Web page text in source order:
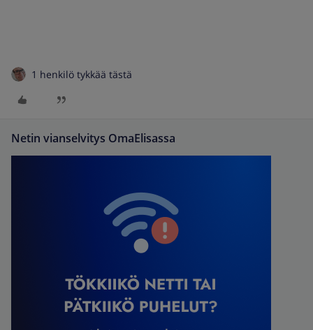
1 henkilö tykkää tästä
Netin vianselvitys OmaElisassa